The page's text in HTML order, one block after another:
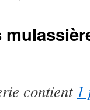
contient 1